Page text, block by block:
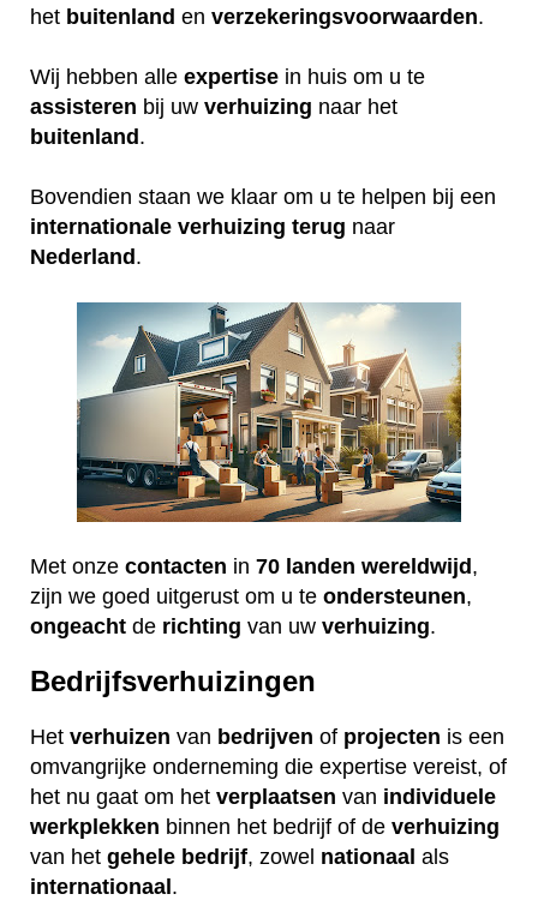
het buitenland en verzekeringsvoorwaarden.
Wij hebben alle expertise in huis om u te
assisteren bij uw verhuizing naar het
buitenland.
Bovendien staan we klaar om u te helpen bij een
internationale verhuizing terug naar
Nederland.
Met onze contacten in 70 landen wereldwijd,
zijn we goed uitgerust om u te ondersteunen,
ongeacht de richting van uw verhuizing.
Bedrijfsverhuizingen
Het verhuizen van bedrijven of projecten is een
omvangrijke onderneming die expertise vereist, of
het nu gaat om het verplaatsen van individuele
werkplekken binnen het bedrijf of de verhuizing
van het gehele bedrijf, zowel nationaal als
internationaal .